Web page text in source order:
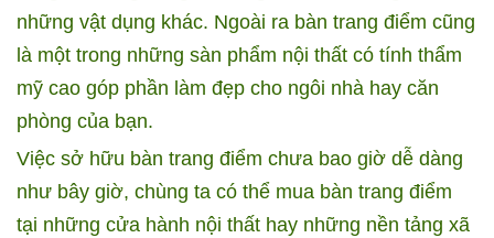
những vật dụng khác. Ngoài ra bàn trang điểm cũng
là một trong những sàn phẩm nội thất có tính thẩm
mỹ cao góp phần làm đẹp cho ngôi nhà hay căn
phòng của bạn.
Việc sở hữu bàn trang điểm chưa bao giờ dễ dàng
như bây giờ, chùng ta có thể mua bàn trang điểm
tại những cửa hành nội thất hay những nền tảng xã